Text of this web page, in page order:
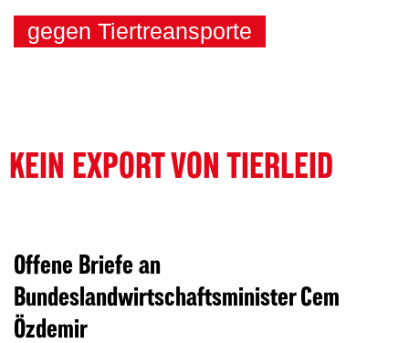
gegen Tiertreansporte
KEIN EXPORT VON TIERLEID
Offene Briefe an
Bundeslandwirtschaftsminister Cem
Özdemir